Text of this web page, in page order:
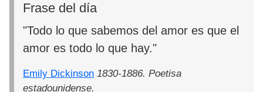
Frase del día
"Todo lo que sabemos del amor es que el
amor es todo lo que hay."
Emily Dickinson 1830-1886. Poetisa
estadounidense.